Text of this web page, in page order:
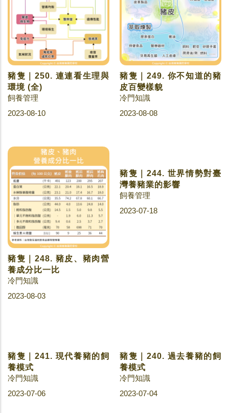
豬隻｜250. 連連看生理與
環境 (全)
飼養管理
2023-08-10
豬隻｜249. 你不知道的豬
皮百變樣貌
冷門知識
2023-08-08
豬隻｜248. 豬皮、豬肉營
養成分比一比
冷門知識
2023-08-03